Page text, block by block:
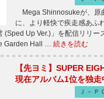
Mega Shinnosukeが、原
に、より軽快で疾走感あふ
(Sped Up Ver.)」を配信リリ
Garden Hall … 続きを読む
【先ヨミ】SUPER
現在アルバム1位を独走
Ｊ－Ｐ